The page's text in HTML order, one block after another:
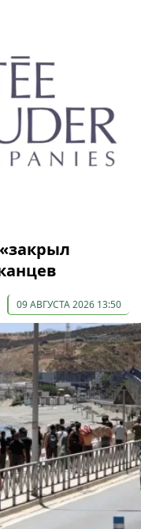
09 АВГУСТА 2026 13:50